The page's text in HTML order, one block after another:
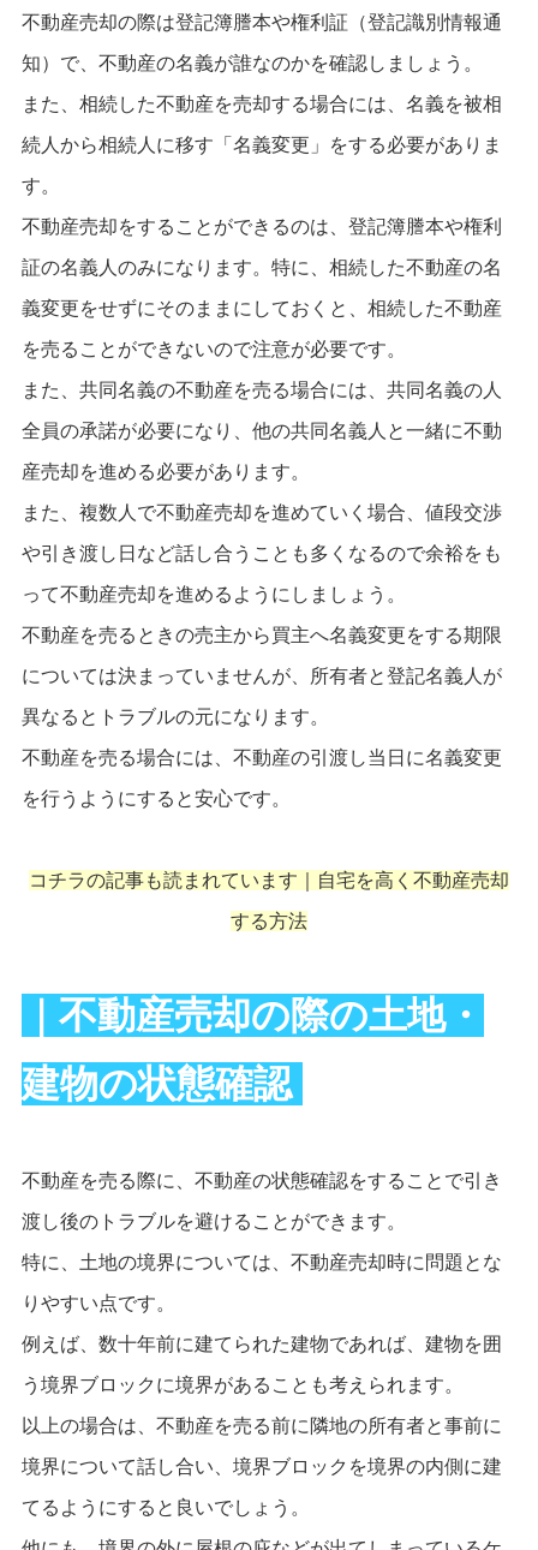
不動産売却の際は登記簿謄本や権利証（登記識別情報通
知）で、不動産の名義が誰なのかを確認しましょう。
また、相続した不動産を売却する場合には、名義を被相
続人から相続人に移す「名義変更」をする必要がありま
す。
不動産売却をすることができるのは、登記簿謄本や権利
証の名義人のみになります。特に、相続した不動産の名
義変更をせずにそのままにしておくと、相続した不動産
を売ることができないので注意が必要です。
また、共同名義の不動産を売る場合には、共同名義の人
全員の承諾が必要になり、他の共同名義人と一緒に不動
産売却を進める必要があります。
また、複数人で不動産売却を進めていく場合、値段交渉
や引き渡し日など話し合うことも多くなるので余裕をも
って不動産売却を進めるようにしましょう。
不動産を売るときの売主から買主へ名義変更をする期限
については決まっていませんが、所有者と登記名義人が
異なるとトラブルの元になります。
不動産を売る場合には、不動産の引渡し当日に名義変更
を行うようにすると安心です。
コチラの記事も読まれています｜
自宅を高く不動産売却
する方法
｜不動産売却の際の土地・
建物の状態確認
不動産を売る際に、不動産の状態確認をすることで引き
渡し後のトラブルを避けることができます。
特に、土地の境界については、不動産売却時に問題とな
りやすい点です。
例えば、数十年前に建てられた建物であれば、建物を囲
う境界ブロックに境界があることも考えられます。
以上の場合は、不動産を売る前に隣地の所有者と事前に
境界について話し合い、境界ブロックを境界の内側に建
てるようにすると良いでしょう。